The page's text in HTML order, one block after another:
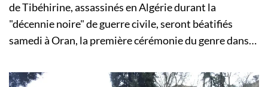
de Tibéhirine, assassinés en Algérie durant la
"décennie noire" de guerre civile, seront béatifiés
samedi à Oran, la première cérémonie du genre dans…